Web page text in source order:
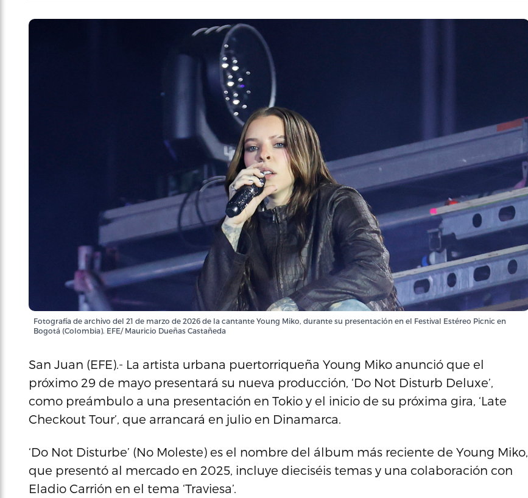
Fotografía de archivo del 21 de marzo de 2026 de la cantante Young Miko, durante su presentación en el Festival Estéreo Picnic en
Bogotá (Colombia). EFE/ Mauricio Dueñas Castañeda
San Juan (EFE).- La artista urbana puertorriqueña Young Miko anunció que el
próximo 29 de mayo presentará su nueva producción, ‘Do Not Disturb Deluxe’,
como preámbulo a una presentación en Tokio y el inicio de su próxima gira, ‘Late
Checkout Tour’, que arrancará en julio en Dinamarca.
‘Do Not Disturbe’ (No Moleste) es el nombre del álbum más reciente de Young Miko,
que presentó al mercado en 2025, incluye dieciséis temas y una colaboración con
Eladio Carrión en el tema ‘Traviesa’.